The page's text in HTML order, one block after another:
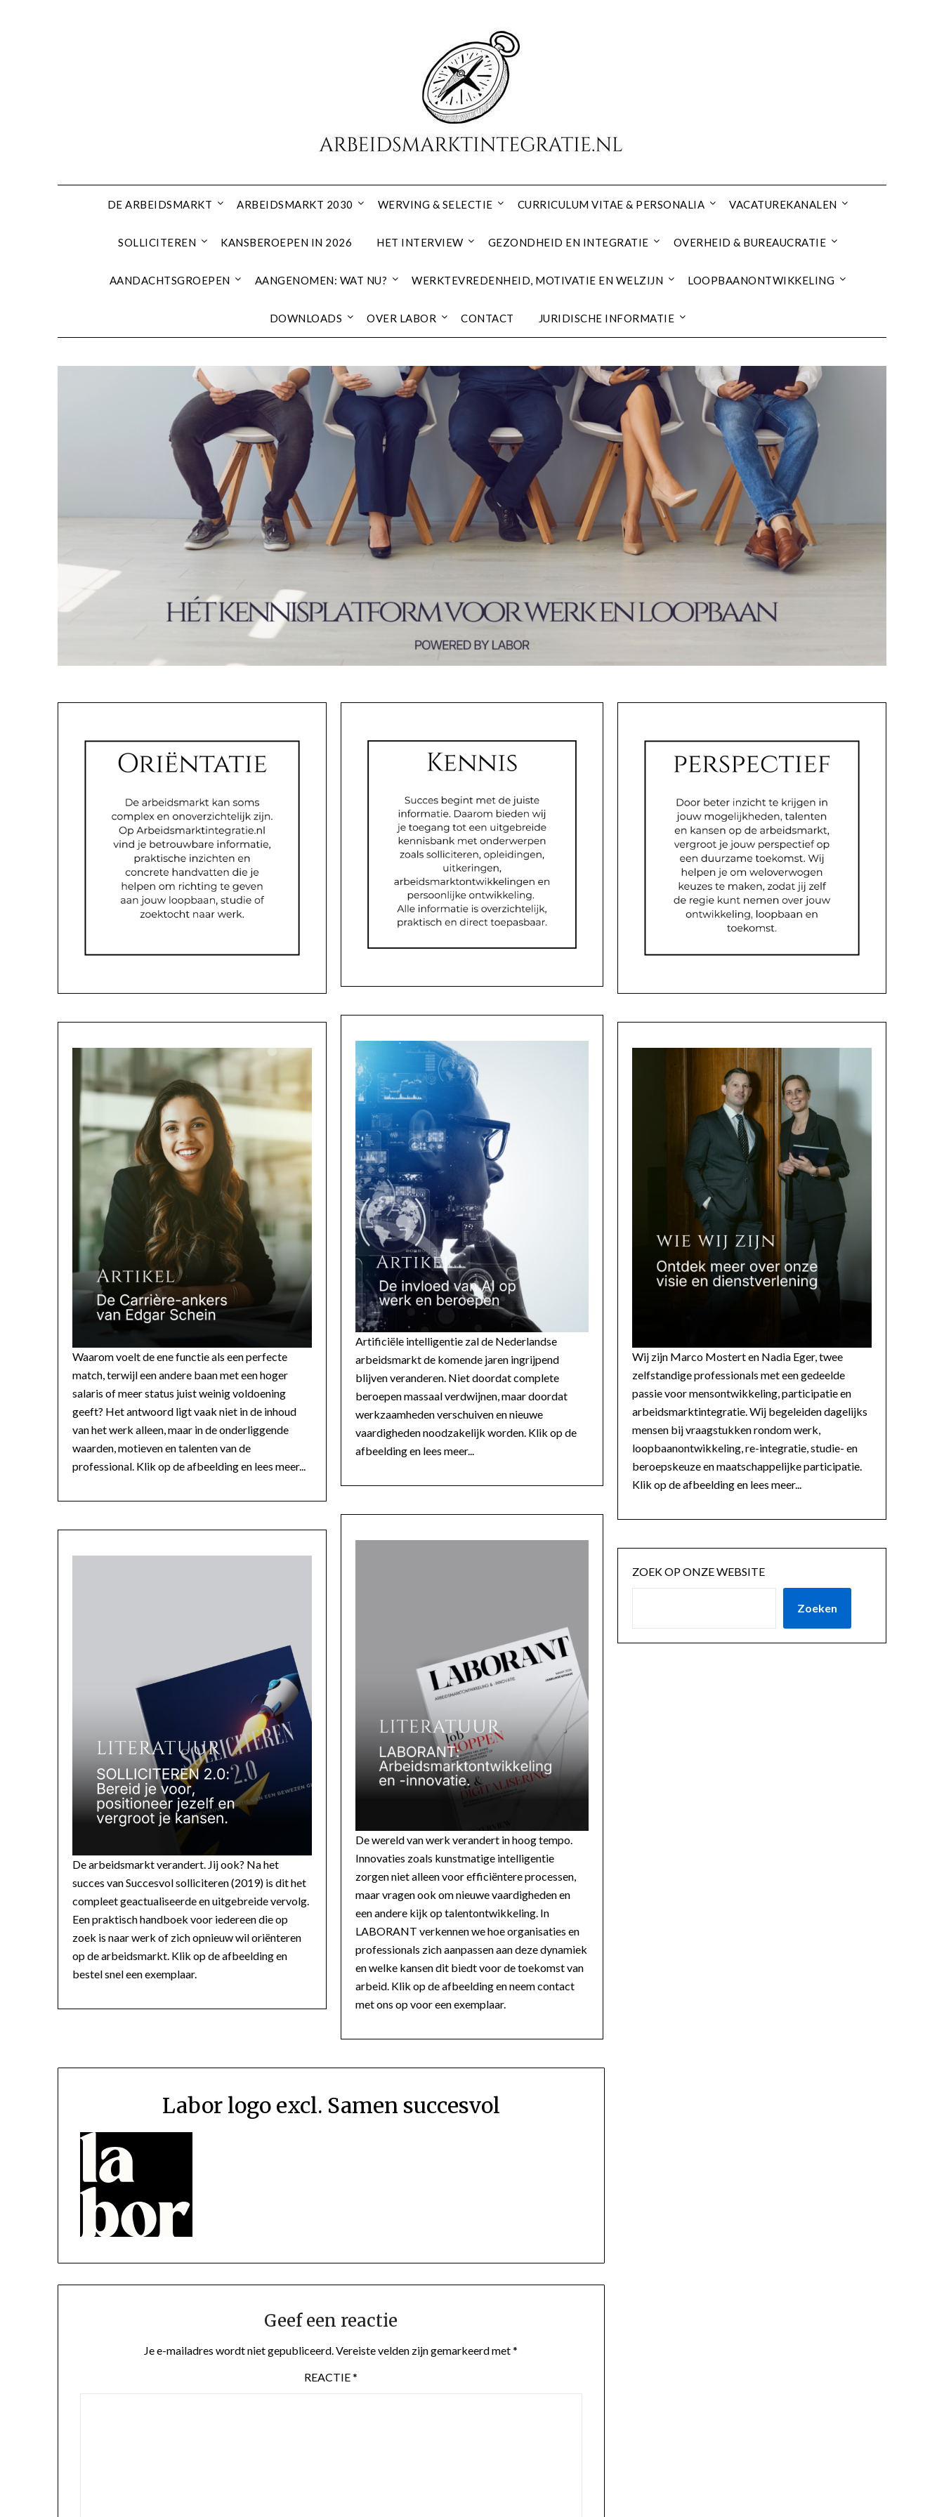
DE ARBEIDSMARKT ARBEIDSMARKT 2030 WERVING & SELECTIE CURRICULUM VITAE & PERSONALIA VACATUREKANALEN
SOLLICITEREN KANSBEROEPEN IN 2026 HET INTERVIEW GEZONDHEID EN INTEGRATIE OVERHEID & BUREAUCRATIE
AANDACHTSGROEPEN AANGENOMEN: WAT NU? WERKTEVREDENHEID, MOTIVATIE EN WELZIJN LOOPBAANONTWIKKELING
DOWNLOADS OVER LABOR CONTACT JURIDISCHE INFORMATIE
Waarom voelt de ene functie als een perfecte
match, terwijl een andere baan met een hoger
salaris of meer status juist weinig voldoening
geeft? Het antwoord ligt vaak niet in de inhoud
van het werk alleen, maar in de onderliggende
waarden, motieven en talenten van de
professional. Klik op de afbeelding en lees meer...
De arbeidsmarkt verandert. Jij ook? Na het
succes van Succesvol solliciteren (2019) is dit het
compleet geactualiseerde en uitgebreide vervolg.
Een praktisch handboek voor iedereen die op
zoek is naar werk of zich opnieuw wil oriënteren
op de arbeidsmarkt. Klik op de afbeelding en
bestel snel een exemplaar.
Artificiële intelligentie zal de Nederlandse
arbeidsmarkt de komende jaren ingrijpend
blijven veranderen. Niet doordat complete
beroepen massaal verdwijnen, maar doordat
werkzaamheden verschuiven en nieuwe
vaardigheden noodzakelijk worden. Klik op de
afbeelding en lees meer...
De wereld van werk verandert in hoog tempo.
Innovaties zoals kunstmatige intelligentie
zorgen niet alleen voor efficiëntere processen,
maar vragen ook om nieuwe vaardigheden en
een andere kijk op talentontwikkeling. In
LABORANT verkennen we hoe organisaties en
professionals zich aanpassen aan deze dynamiek
en welke kansen dit biedt voor de toekomst van
arbeid. Klik op de afbeelding en neem contact
met ons op voor een exemplaar.
Wij zijn Marco Mostert en Nadia Eger, twee
zelfstandige professionals met een gedeelde
passie voor mensontwikkeling, participatie en
arbeidsmarktintegratie. Wij begeleiden dagelijks
mensen bij vraagstukken rondom werk,
loopbaanontwikkeling, re-integratie, studie- en
beroepskeuze en maatschappelijke participatie.
Klik op de afbeelding en lees meer...
ZOEK OP ONZE WEBSITE
Zoeken
Labor logo excl. Samen succesvol
Geef een reactie
Je e-mailadres wordt niet gepubliceerd.Vereiste velden zijn gemarkeerd met*
REACTIE*